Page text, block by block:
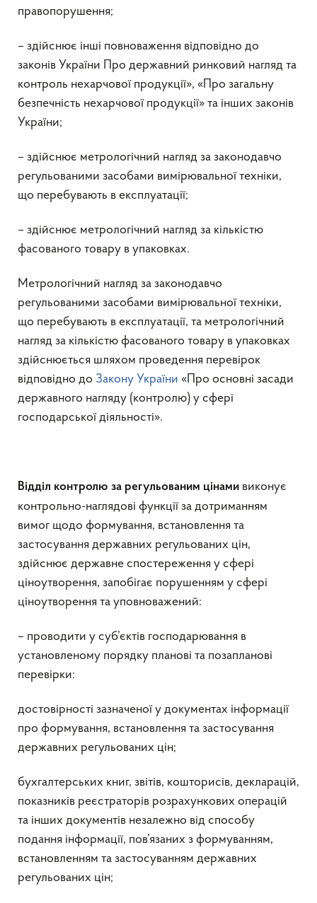
правопорушення;
– здійснює інші повноваження відповідно до
законів України Про державний ринковий нагляд та
контроль нехарчової продукції», «Про загальну
безпечність нехарчової продукції» та інших законів
України;
– здійснює метрологічний нагляд за законодавчо
регульованими засобами вимірювальної техніки,
що перебувають в експлуатації;
– здійснює метрологічний нагляд за кількістю
фасованого товару в упаковках.
Метрологічний нагляд за законодавчо
регульованими засобами вимірювальної техніки,
що перебувають в експлуатації, та метрологічний
нагляд за кількістю фасованого товару в упаковках
здійснюється шляхом проведення перевірок
відповідно до Закону України «Про основні засади
державного нагляду (контролю) у сфері
господарської діяльності».
Відділ контролю за регульованим цінами виконує
контрольно-наглядові функції за дотриманням
вимог щодо формування, встановлення та
застосування державних регульованих цін,
здійснює державне спостереження у сфері
ціноутворення, запобігає порушенням у сфері
ціноутворення та уповноважений:
– проводити у суб’єктів господарювання в
установленому порядку планові та позапланові
перевірки:
достовірності зазначеної у документах інформації
про формування, встановлення та застосування
державних регульованих цін;
бухгалтерських книг, звітів, кошторисів, декларацій,
показників реєстраторів розрахункових операцій
та інших документів незалежно від способу
подання інформації, пов’язаних з формуванням,
встановленням та застосуванням державних
регульованих цін;